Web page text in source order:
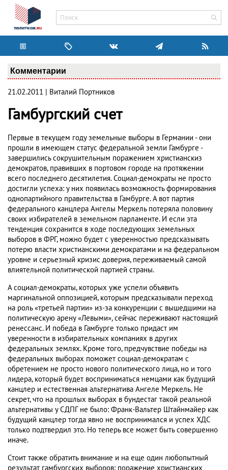
Комментарии
21.02.2011 | Виталий Портников
Гамбургский счет
Первые в текущем году земельные выборы в Германии - они
прошли в имеющем статус федеральной земли Гамбурге -
завершились сокрушительным поражением христианскиз
демократов, правивших в портовом городе на протяжении
всего последнего десятилетия. Социал-демократы не просто
достигли успеха: у них появилась возможность формирования
однопартийного правительства в Гамбурге. А вот партия
федерального канцлера Ангелы Меркель потеряла половину
своих избирателей в земельном парламенте. И если эта
тенденция сохранится в ходе последующих земельных
выборов в ФРГ, можно будет с уверенностью предсказывать
потерю власти христианскими демократами и на федеральном
уровне и серьезный кризис доверия, переживаемый самой
влиятельной политической партией страны.
А социал-демократы, которых уже успели объявить
маргинальной оппозицией, которым предсказывали переход
на роль «третьей партии» из-за конкуренции с вышедшими на
политическую арену «Левыми», сейчас переживают настоящий
ренессанс. И победа в Гамбурге только придаст им
уверенности в избирательных компаниях в других
федеральных землях. Кроме того, предчувствие победы на
федеральных выборах поможет социал-демократам с
обретением не просто нового политического лица, но и того
лидера, который будет восприниматься немцами как будущий
канцлер и естественная альтернатива Ангеле Меркель. Не
секрет, что на прошлых выборах в бундестаг такой реальной
альтернативы у СДПГ не было: Франк-Вальтер Штайнмайер как
будущий канцлер тогда явно не воспринимался и успех ХДС
только подтвердил это. Но теперь все может быть совершенно
иначе.
Стоит также обратить внимание и на еще один любопытный
результат гамбургских выборов: поражение христианских